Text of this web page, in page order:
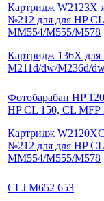
Картридж W2123X
№212 для для HP
MM554/M555/M578
Картридж 136X для
M211d/dw/M236d/
Фотобарабан HP
HP CL 150, CL MFP
Картридж
№212 для для HP
MM554/M555/M578
CLJ M652 653